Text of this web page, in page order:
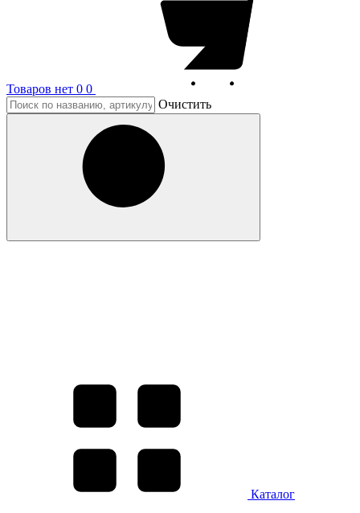
Товаров нет 0 0
Очистить
Каталог